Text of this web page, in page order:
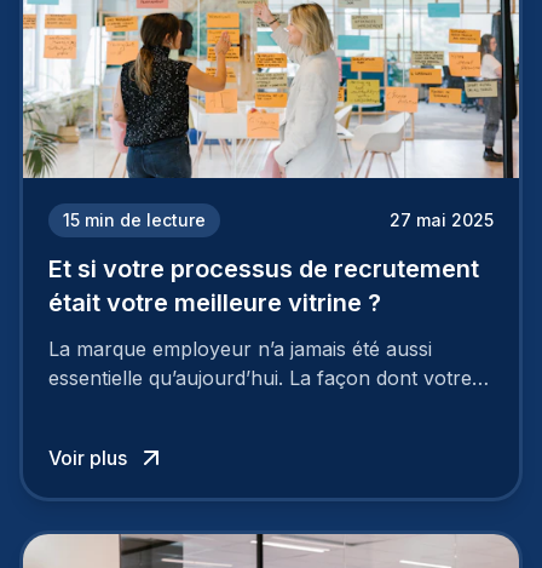
15 min de lecture 27 mai 2025
Et si votre processus de recrutement
était votre meilleure vitrine ?
La marque employeur n’a jamais été aussi
essentielle qu’aujourd’hui. La façon dont votre
à perdre les meilleurs profils.
Voir plus